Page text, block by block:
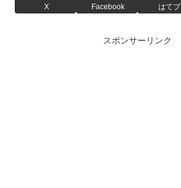
X Facebook はてブ
スポンサーリンク